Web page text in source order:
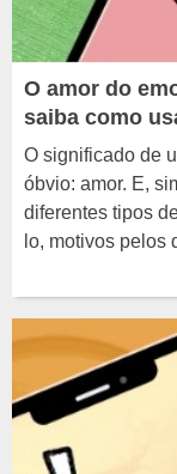
O amor do
saiba como
O significado de
óbvio: amor. E,
diferentes tipos
lo, motivos pelos